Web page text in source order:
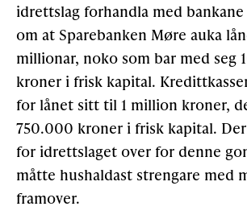
idrettslag forhandla med
om at Sparebanken Møre auka
millionar, noko som bar med seg
kroner i frisk kapital.
for lånet sitt til 1 million kroner,
750.000 kroner i frisk kapital.
for idrettslaget over for denne
måtte hushaldast strengare med
framover.